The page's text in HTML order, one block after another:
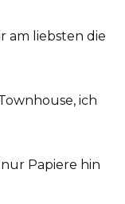
am liebsten die
ich
Papiere hin